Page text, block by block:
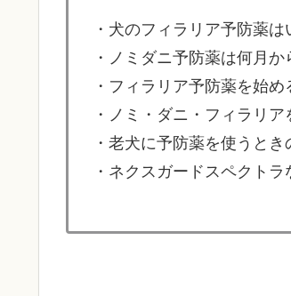
・犬のフィラリア予防薬
・ノミダニ予防薬は何月
・フィラリア予防薬を始
・ノミ・ダニ・フィラリ
・老犬に予防薬を使うとき
・ネクスガードスペクト